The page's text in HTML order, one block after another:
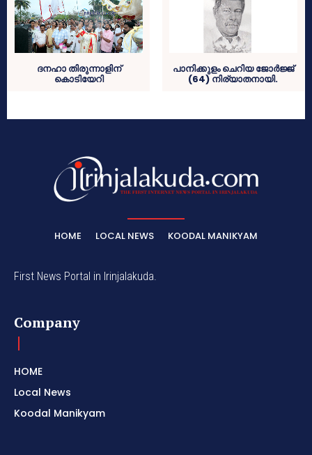
ദനഹാ തിരുന്നാളിന്
കൊടിയേറി
പാനിക്കുളം ചെറിയ ജോര്‍ജ്ജ്
(64) നിര്യാതനായി.
HOME LOCAL NEWS KOODAL MANIKYAM
First News Portal in Irinjalakuda.
Company
HOME
Local News
Koodal Manikyam